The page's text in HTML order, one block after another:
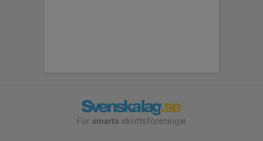
För smarta idrottsföreningar